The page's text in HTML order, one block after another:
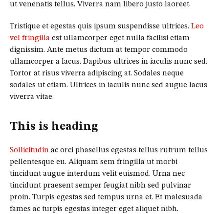
ut venenatis tellus. Viverra nam libero justo laoreet.
Tristique et egestas quis ipsum suspendisse ultrices. Leo
vel fringilla est ullamcorper eget nulla facilisi etiam
dignissim. Ante metus dictum at tempor commodo
ullamcorper a lacus. Dapibus ultrices in iaculis nunc sed.
Tortor at risus viverra adipiscing at. Sodales neque
sodales ut etiam. Ultrices in iaculis nunc sed augue lacus
viverra vitae.
This is heading
Sollicitudin ac orci phasellus egestas tellus rutrum tellus
pellentesque eu. Aliquam sem fringilla ut morbi
tincidunt augue interdum velit euismod. Urna nec
tincidunt praesent semper feugiat nibh sed pulvinar
proin. Turpis egestas sed tempus urna et. Et malesuada
fames ac turpis egestas integer eget aliquet nibh.